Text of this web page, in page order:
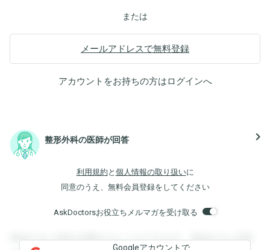
または
メールアドレスで無料登録
アカウントをお持ちの方はログインへ
整形外科の医師が回答 navigate_next
利用規約 と 個人情報の取り扱いに
同意のうえ、無料会員登録をしてください
AskDoctorsお役立ちメルマガを受け取る
登録すると回答を閲覧することができます。登録すると回答
Googleアカウントで